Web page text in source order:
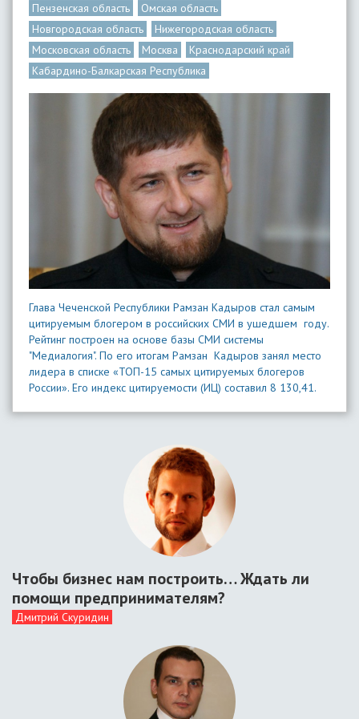
Пензенская область
Омская область
Новгородская область
Нижегородская область
Московская область
Москва
Краснодарский край
Кабардино-Балкарская Республика
Глава Чеченской Республики Рамзан Кадыров стал самым
цитируемым блогером в российских СМИ в ушедшем году.
Рейтинг построен на основе базы СМИ системы
"Медиалогия". По его итогам Рамзан Кадыров занял место
лидера в списке «ТОП-15 самых цитируемых блогеров
России». Его индекс цитируемости (ИЦ) составил 8 130,41.
Чтобы бизнес нам построить… Ждать ли
помощи предпринимателям?
Дмитрий Скуридин